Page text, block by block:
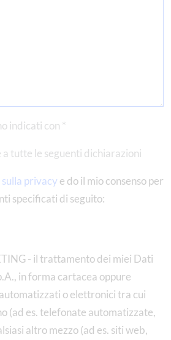
indicati con *
tutte le seguenti dichiarazioni
sulla privacy e do il mio consenso per
specificati di seguito:
- il trattamento dei miei Dati
in forma cartacea oppure
o elettronici tra cui
(ad es. telefonate automatizzate,
altro mezzo (ad es. siti web,